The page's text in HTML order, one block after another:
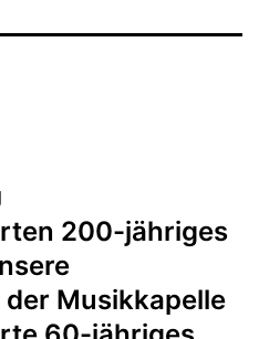
200-jähriges
Musikkapelle